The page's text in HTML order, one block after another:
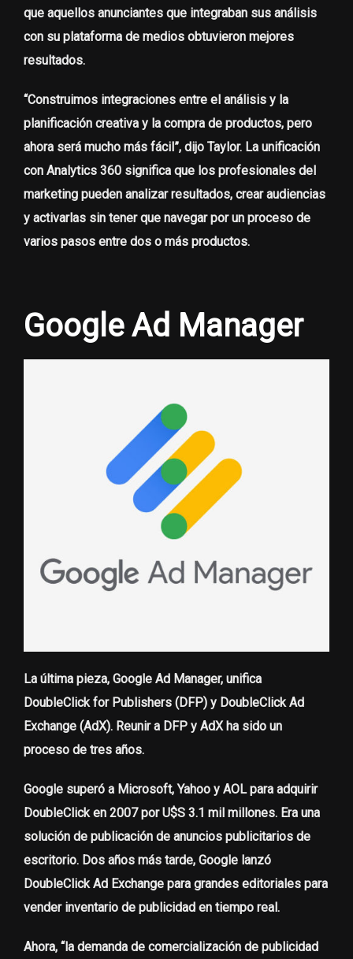
que aquellos anunciantes que integraban sus análisis
con su plataforma de medios obtuvieron mejores
resultados.
“Construimos integraciones entre el análisis y la
planificación creativa y la compra de productos, pero
ahora será mucho más fácil”, dijo Taylor. La unificación
con Analytics 360 significa que los profesionales del
marketing pueden analizar resultados, crear audiencias
y activarlas sin tener que navegar por un proceso de
varios pasos entre dos o más productos.
Google Ad Manager
La última pieza, Google Ad Manager, unifica
DoubleClick for Publishers (DFP) y DoubleClick Ad
Exchange (AdX). Reunir a DFP y AdX ha sido un
proceso de tres años.
Google superó a Microsoft, Yahoo y AOL para adquirir
DoubleClick en 2007 por U$S 3.1 mil millones. Era una
solución de publicación de anuncios publicitarios de
escritorio. Dos años más tarde, Google lanzó
DoubleClick Ad Exchange para grandes editoriales para
vender inventario de publicidad en tiempo real.
Ahora, “la demanda de comercialización de publicidad